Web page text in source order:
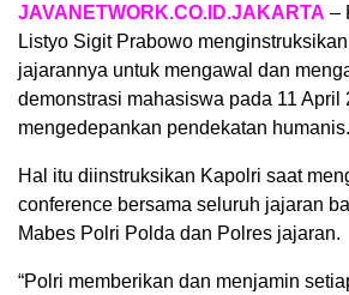
JAVANETWORK.CO.ID.JAKARTA –
Listyo Sigit Prabowo
jajarannya untuk mengawal dan
demonstrasi mahasiswa pada 11 April
mengedepankan pendekatan humanis.
Hal itu diinstruksikan Kapolri saat
conference bersama seluruh jajaran
Mabes Polri Polda dan Polres jajaran.
“Polri memberikan dan menjamin